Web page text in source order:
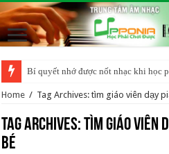
Bí quyết nhớ được nốt nhạc khi học
Home / Tag Archives: tìm giáo viên dạy
Tag Archives:tìm giáo viên
bé